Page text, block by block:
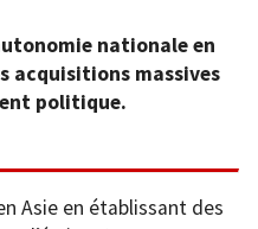
nationale en
acquisitions massives
politique.
Asie en établissant des